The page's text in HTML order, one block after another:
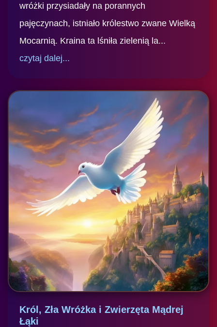
wróżki przysiadały na porannych
pajęczynach, istniało królestwo zwane Wielką
Mocarnią. Kraina ta lśniła zielenią la...
czytaj dalej...
Król, Zła Wróżka i Zwierzęta Mądrej
Łąki